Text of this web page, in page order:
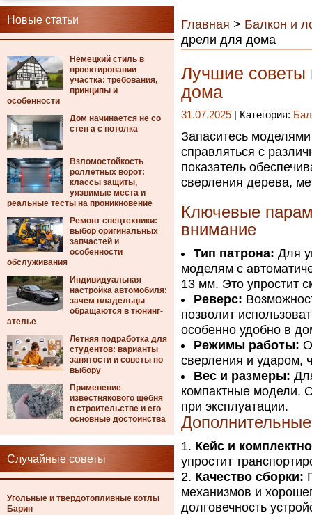
Новые статьи
Немецкий стиль в
проектировании
участка: требования,
принципы и
особенности
Дом начинается не со
стен а с потолка
Взломостойкость
роллетных ворот:
классы защиты,
уязвимые места и
реальные тесты на проникновение
Ремонт спецтехники:
выбор оригинальных
запчастей и
особенности
обслуживания
Индивидуальная
настройка автомобиля:
зачем владельцы
обращаются в тюнинг-
ателье
Летняя подработка для
студентов: варианты
занятости и советы по
выбору
Применение
известнякового щебня
в строительстве и его
основные достоинства
Случайные советы
Угольные и твердотопливные котлы
Барин
Главная > Балкон и
дрели для дома
Лучшие советы
дома
31.07.2025 | Категория:
Запаситесь
справляться с
показатель
сверления дерева,
Ключевые
внимание
Тип патрона: Для
моделям с
13 мм. Это упростит
Реверс:
позволит
особенно удобно в
Режимы работы:
сверления и ударом,
Вес и размеры:
компактные модели.
при эксплуатации.
Кейс и
упростит
Качество сборки:
механизмов и
долговечность